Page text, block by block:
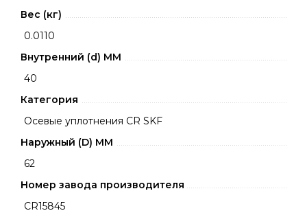
Вес (кг)
0.0110
Внутренний (d) ММ
40
Категория
Осевые уплотнения CR SKF
Наружный (D) ММ
62
Номер завода производителя
CR15845